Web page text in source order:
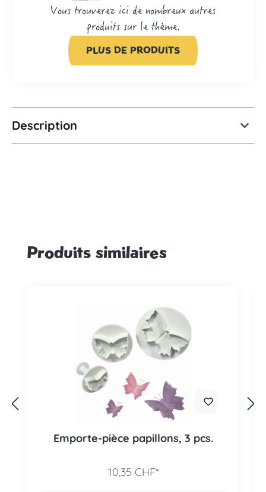
Vous trouverez ici de nombreux autres
produits sur le thème.
PLUS DE PRODUITS
Description
Ignorer la galerie de produits
Produits similaires
Emporte-pièce papillons, 3 pcs.
10,35 CHF*